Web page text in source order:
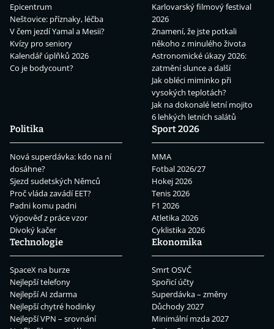
Epicentrum
Neštovice: příznaky, léčba
V čem jezdí Yamal a Mesii?
Kvízy pro seniory
Kalendář úplňků 2026
Co je bodycount?
Karlovarský filmový festival
2026
Znamení, že jste potkali
někoho z minulého života
Astronomické úkazy 2026:
zatmění slunce a další
Jak obléci miminko při
vysokých teplotách?
Jak na dokonalé letní mojito
6 lehkých letních salátů
Politika
Nová superdávka: kdo na ní
dosáhne?
Sjezd sudetských Němců
Proč vláda zavádí EET?
Padni komu padni
Výpověď z práce vzor
Divoký kačer
Sport 2026
MMA
Fotbal 2026/27
Hokej 2026
Tenis 2026
F1 2026
Atletika 2026
Cyklistika 2026
Technologie
SpaceX na burze
Nejlepší telefony
Nejlepší AI zdarma
Nejlepší chytré hodinky
Nejlepší VPN – srovnání
Ekonomika
Smrt OSVČ
Spořicí účty
Superdávka – změny
Důchody 2027
Minimální mzda 2027